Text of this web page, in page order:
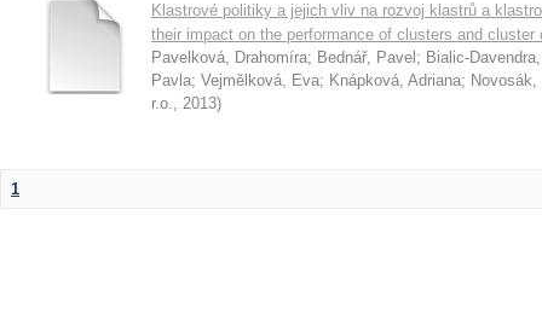
Klastrové politiky a jejich vliv na rozvoj klastrů a
their impact on the performance of clusters and cluster
Pavelková, Drahomíra; Bednář, Pavel ; Bialic-
Pavla; Vejmělková, Eva; Knápková, Adriana;
r.o., 2013)
1